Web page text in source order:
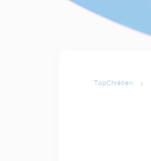
TopChrétien